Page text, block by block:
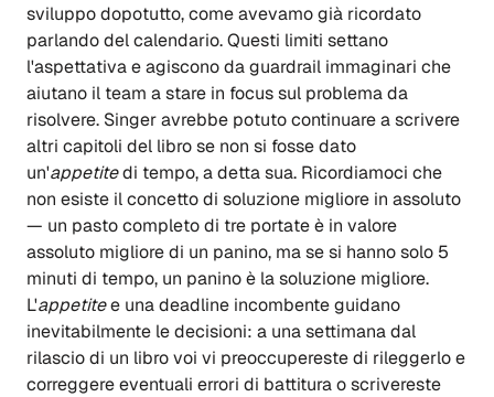
sviluppo dopotutto, come avevamo già ricordato
parlando del calendario. Questi limiti settano
l'aspettativa e agiscono da guardrail immaginari che
aiutano il team a stare in focus sul problema da
risolvere. Singer avrebbe potuto continuare a scrivere
altri capitoli del libro se non si fosse dato
un'appetitedi tempo, a detta sua. Ricordiamoci che
non esiste il concetto di soluzione migliore in assoluto
— un pasto completo di tre portate è in valore
assoluto migliore di un panino, ma se si hanno solo 5
minuti di tempo, un panino è la soluzione migliore.
L'appetitee una deadline incombente guidano
inevitabilmente le decisioni: a una settimana dal
rilascio di un libro voi vi preoccupereste di rileggerlo e
correggere eventuali errori di battitura o scrivereste